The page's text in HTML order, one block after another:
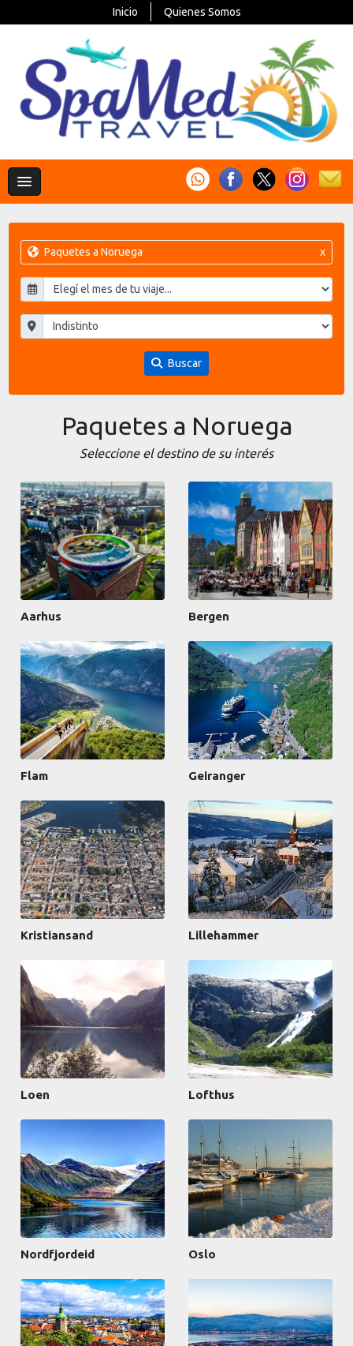
Inicio Quienes Somos
Paquetes a Noruega x
Buscar
Paquetes a Noruega
Seleccione el destino de su interés
Aarhus Bergen
Flam Geiranger
Kristiansand Lillehammer
Loen Lofthus
Nordfjordeid Oslo